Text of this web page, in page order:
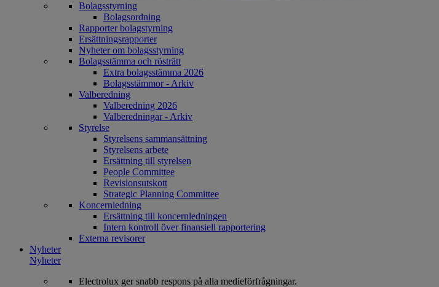
Bolagsstyrning
Bolagsordning
Rapporter bolagstyrning
Ersättningsrapporter
Nyheter om bolagsstyrning
Bolagsstämma och rösträtt
Extra bolagsstämma 2026
Bolagsstämmor - Arkiv
Valberedning
Valberedning 2026
Valberedningar - Arkiv
Styrelse
Styrelsens sammansättning
Styrelsens arbete
Ersättning till styrelsen
People Committee
Revisionsutskott
Strategic Planning Committee
Koncernledning
Ersättning till koncernledningen
Intern kontroll över finansiell rapportering
Externa revisorer
Nyheter
Nyheter
Electrolux ger snabb respons på alla medieförfrågningar.